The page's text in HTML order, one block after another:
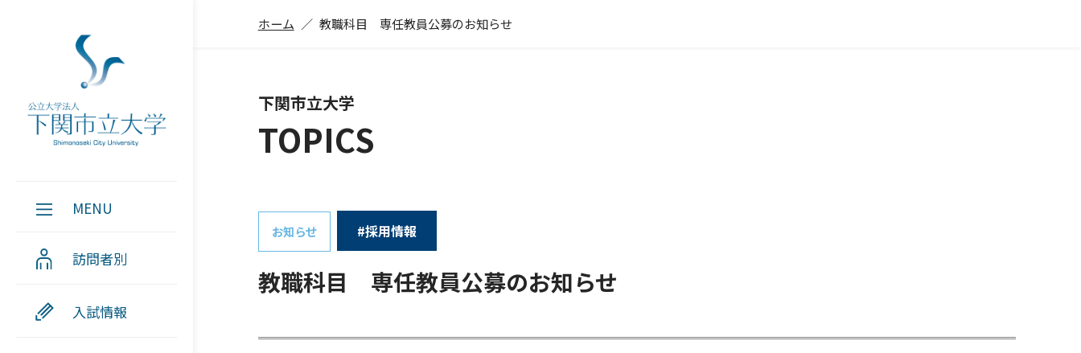
MENU
訪問者別
入試情報
ホーム 教職科目 専任教員公募のお知らせ
下関市立大学
TOPICS
お知らせ #採用情報
教職科目 専任教員公募のお知らせ